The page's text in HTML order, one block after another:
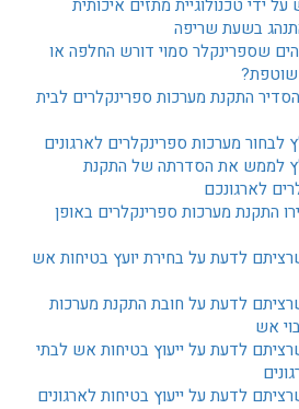
על ידי טכנולוגיית מתזים איכותית
בשעת שריפה
שספרינקלר סמוי דורש החלפה או
שוטפת?
התקנת מערכות ספרינקלרים לבית
לבחור מערכות ספרינקלרים לארגונים
לממש את הסדרתה של התקנת
לארגונכם
התקנת מערכות ספרינקלרים באופן
לדעת על בחירת יועץ בטיחות אש
לדעת על חובת התקנת מערכות
אש
לדעת על ייעוץ בטיחות אש לבתי
לדעת על ייעוץ בטיחות לארגונים